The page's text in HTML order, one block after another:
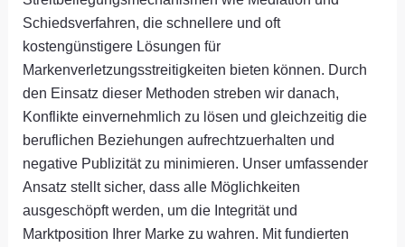
Schiedsverfahren, die schnellere und oft
kostengünstigere Lösungen für
Markenverletzungsstreitigkeiten bieten können. Durch
den Einsatz dieser Methoden streben wir danach,
Konflikte einvernehmlich zu lösen und gleichzeitig die
beruflichen Beziehungen aufrechtzuerhalten und
negative Publizität zu minimieren. Unser umfassender
Ansatz stellt sicher, dass alle Möglichkeiten
ausgeschöpft werden, um die Integrität und
Marktposition Ihrer Marke zu wahren. Mit fundierten